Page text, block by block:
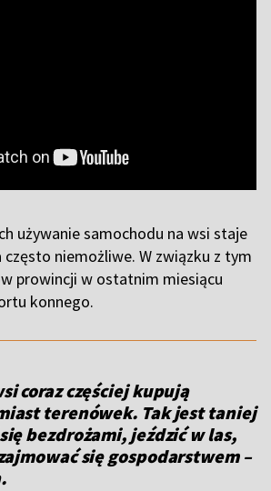
używanie samochodu na wsi staje
często niemożliwe. W związku z tym
prowincji w ostatnim miesiącu
konnego.
coraz częściej kupują
terenówek. Tak jest taniej
bezdrożami, jeździć w las,
się gospodarstwem –